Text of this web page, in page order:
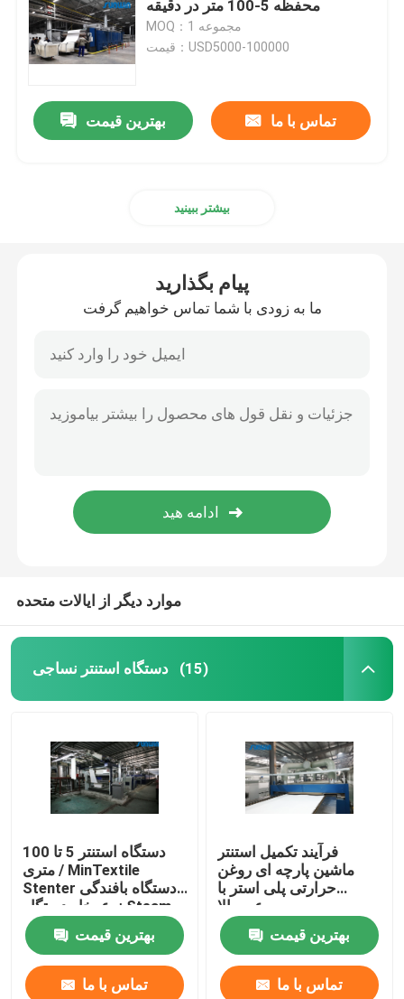
محفظه 5-100 متر در دقیقه
MOQ：1 مجموعه
قیمت：USD5000-100000
بهترین قیمت تماس با ما
بیشتر ببینید
پیام بگذارید
ما به زودی با شما تماس خواهیم گرفت
موارد دیگر از ایالات متحده
دستگاه استنتر نساجی (15)
دستگاه استنتر 5 تا 100
متری / MinTextile
Stenter دستگاه بافندگی
نوع بخار دستگاه Steam
Hot Steam
بهترین قیمت
تماس با ما
فرآیند تکمیل استنتر
ماشین پارچه ای روغن
حرارتی پلی استر با
سرعت بالا
بهترین قیمت
تماس با ما